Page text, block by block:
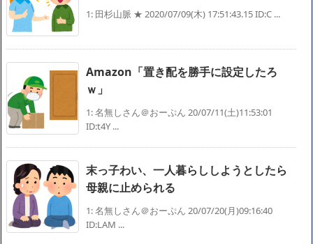
1: 田杉山脈 ★ 2020/07/09(木) 17:51:43.15 ID:C ...
Amazon「置き配を勝手に設定したろ
ｗ」
1: 名無しさん＠おーぷん 20/07/11(土)11:53:01
ID:t4Y ...
末っ子わい、一人暮らししようとしたら
母親に止められる
1: 名無しさん＠おーぷん 20/07/20(月)09:16:40
ID:LAM ...